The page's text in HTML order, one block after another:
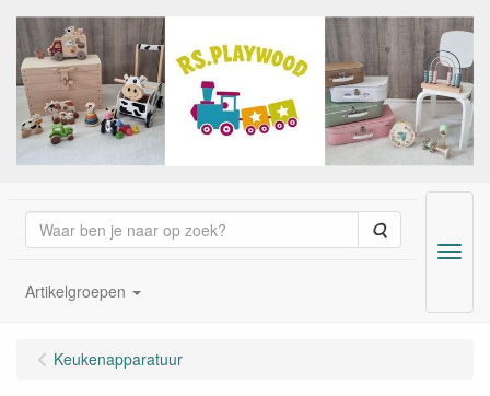
Zoeken
Artikelgroepen
Menu
Keukenapparatuur